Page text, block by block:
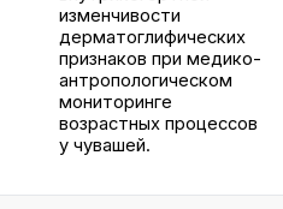
изменчивости
дерматоглифических
признаков при медико-
антропологическом
мониторинге
возрастных процессов
у чувашей.